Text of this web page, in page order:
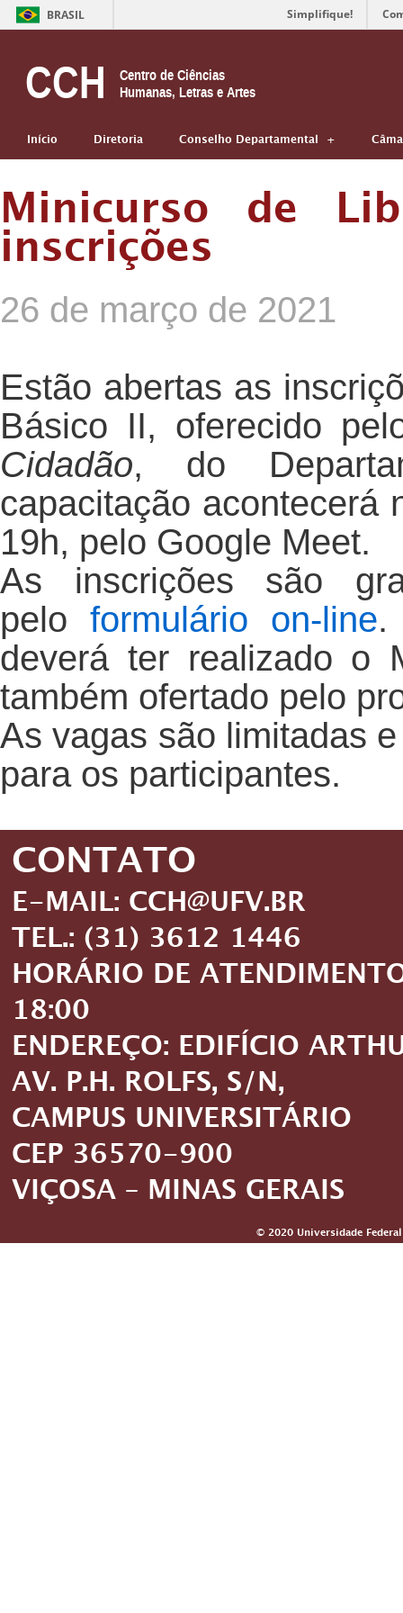
BRASIL Simplifique!
CCH
Centro de Ciências
Humanas, Letras e Artes
Início Diretoria Conselho Departamental
Minicurso de
inscrições
26 de março de 2021
Estão abertas as
Básico II, oferecido
Cidadão, do
capacitação acontecerá
19h, pelo Google Meet.
As inscrições são
pelo formulário on-line.
deverá ter realizado o
também ofertado pelo
As vagas são limitadas
para os participantes.
CONTATO
E-MAIL: CCH@UFV.BR
TEL.: (31) 3612 1446
HORÁRIO DE
18:00
ENDEREÇO: EDIFÍCIO
AV. P.H. ROLFS, S/N,
CAMPUS UNIVERSITÁRIO
CEP 36570-900
VIÇOSA – MINAS GERAIS
© 2020 Universidade